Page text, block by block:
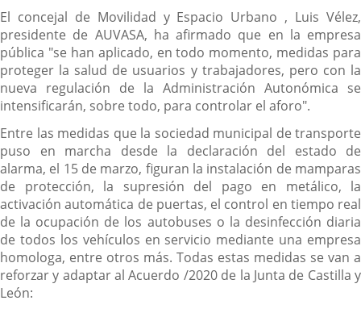
El concejal de Movilidad y Espacio Urbano , Luis Vélez,
presidente de AUVASA, ha afirmado que en la empresa
pública "se han aplicado, en todo momento, medidas para
proteger la salud de usuarios y trabajadores, pero con la
nueva regulación de la Administración Autonómica se
intensificarán, sobre todo, para controlar el aforo".
Entre las medidas que la sociedad municipal de transporte
puso en marcha desde la declaración del estado de
alarma, el 15 de marzo, figuran la instalación de mamparas
de protección, la supresión del pago en metálico, la
activación automática de puertas, el control en tiempo real
de la ocupación de los autobuses o la desinfección diaria
de todos los vehículos en servicio mediante una empresa
homologa, entre otros más. Todas estas medidas se van a
reforzar y adaptar al Acuerdo /2020 de la Junta de Castilla y
León: